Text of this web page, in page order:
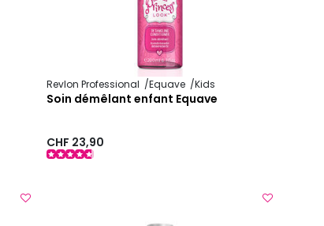
Revlon Professional Equave Kids
Soin démêlant enfant Equave
CHF 23,90